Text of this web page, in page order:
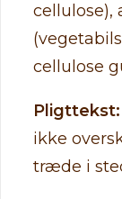
cellulose),
cellulose
Pligttekst:
ikke
træde i